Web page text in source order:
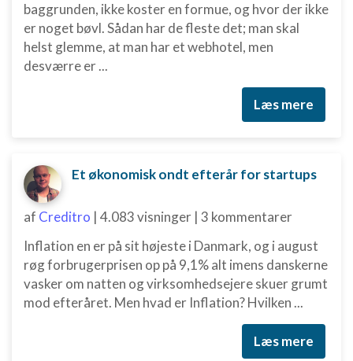
baggrunden, ikke koster en formue, og hvor der ikke
er noget bøvl. Sådan har de fleste det; man skal
helst glemme, at man har et webhotel, men
desværre er ...
Læs mere
Et økonomisk ondt efterår for startups
af Creditro | 4.083 visninger | 3 kommentarer
Inflation en er på sit højeste i Danmark, og i august
røg forbrugerprisen op på 9,1% alt imens danskerne
vasker om natten og virksomhedsejere skuer grumt
mod efteråret. Men hvad er Inflation? Hvilken ...
Læs mere
Måle annonceringseffektivitet
Måle indholdseffektivitet
Bruge begrænsede oplysninger til at vælge
indhold
IAB Special Features:
placeringsoplysninger
Identificere enheder baseret på aktivt
anmodede oplysninger